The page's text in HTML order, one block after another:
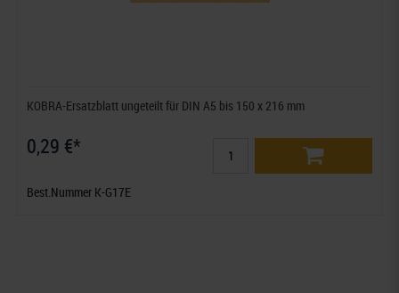
KOBRA-Ersatzblatt ungeteilt für DIN A5 bis 150 x 216 mm
0,29 €*
Best.Nummer K-G17E